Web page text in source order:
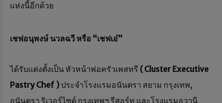
แห่งนี้อีกด้วย
เชฟอนุพงษ์ นวลฉวี หรือ “เชฟเอ๋”
ได้รับแต่งตั้งเป็น หัวหน้าพ่อครัวเพสทรี ( Cluster Executive
Pastry Chef ) ประจำโรงแรมอนันตรา สยาม กรุงเทพ,
อนันตรา ริเวอร์ไซด์ กรุงเทพฯ รีสอร์ท และโรงแรมอวานี